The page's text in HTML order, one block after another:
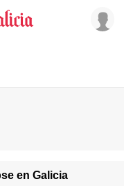
en Galicia